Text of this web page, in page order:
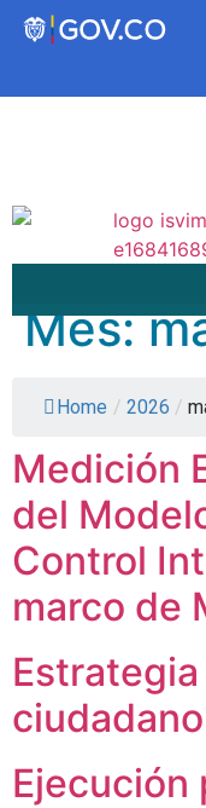
Hábitat
Servicios
Mejoramiento
Vivienda
Vivienda
Vivienda un
familiar
Titulación
Notificaciones
Convocatorias
¿Qué es el
Plan de
Rendición de
Directorio de
Encuesta de
Opciones de
A-
Mes:
Home / 2026 /
Medición
del
Control
marco de
Ejecución